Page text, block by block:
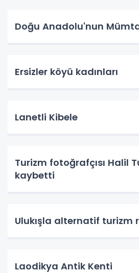
Doğu Anadolu'nun
Ersizler köyü kadınları
Lanetli Kibele
Turizm fotoğrafçısı Halil
kaybetti
Ulukışla alternatif turizm
Laodikya Antik Kenti